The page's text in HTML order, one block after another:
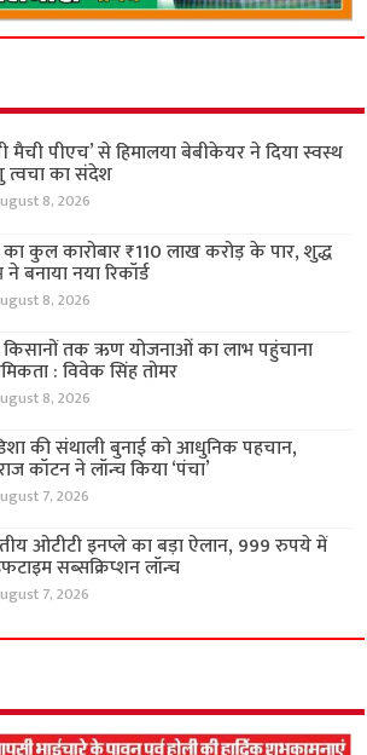
मैची पीएच’ से हिमालया बेबीकेयर ने दिया स्वस्थ
त्वचा का संदेश
8, 2026
का कुल कारोबार ₹110 लाख करोड़ के पार, शुद्ध
बनाया नया रिकॉर्ड
8, 2026
किसानों तक ऋण योजनाओं का लाभ पहुंचाना
: विवेक सिंह तोमर
8, 2026
की संथाली बुनाई को आधुनिक पहचान,
कॉटन ने लॉन्च किया ‘पंचा’
7, 2026
ओटीटी इनप्ले का बड़ा ऐलान, 999 रुपये में
सब्सक्रिप्शन लॉन्च
7, 2026